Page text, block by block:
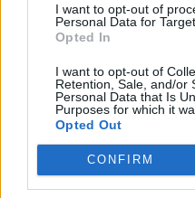
I want to opt-out of
Personal Data for
Opted In
I want to opt-out of
Retention, Sale, and/or
Personal Data that Is
Purposes for which it
Opted Out
CONFIRM
wcześniej pod nazwą Into
barw bronić będzie
ekipa składać się będzie
Polaka i kanadyjskiego
kosowskiego
to jedynie bait. Tak więc
bardzo podstaw, by
zespołu. Ten poznamy